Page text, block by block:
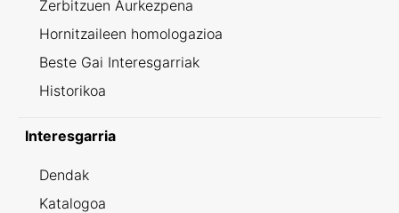
Zerbitzuen Aurkezpena
Hornitzaileen homologazioa
Beste Gai Interesgarriak
Historikoa
Interesgarria
Dendak
Katalogoa